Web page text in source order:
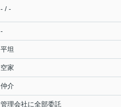
- / -
-
平坦
空家
仲介
管理会社に全部委託